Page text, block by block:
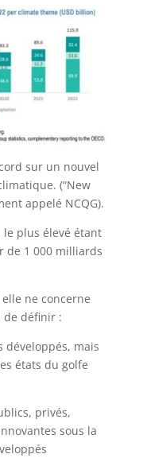
sur un nouvel
(“New
appelé NCQG).
plus élevé étant
de 1 000 milliards
ne concerne
de définir :
développés, mais
états du golfe
privés,
sous la